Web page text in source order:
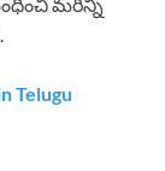
Telugu